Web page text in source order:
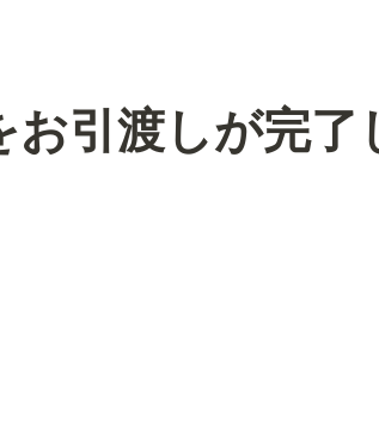
お引渡しが完了